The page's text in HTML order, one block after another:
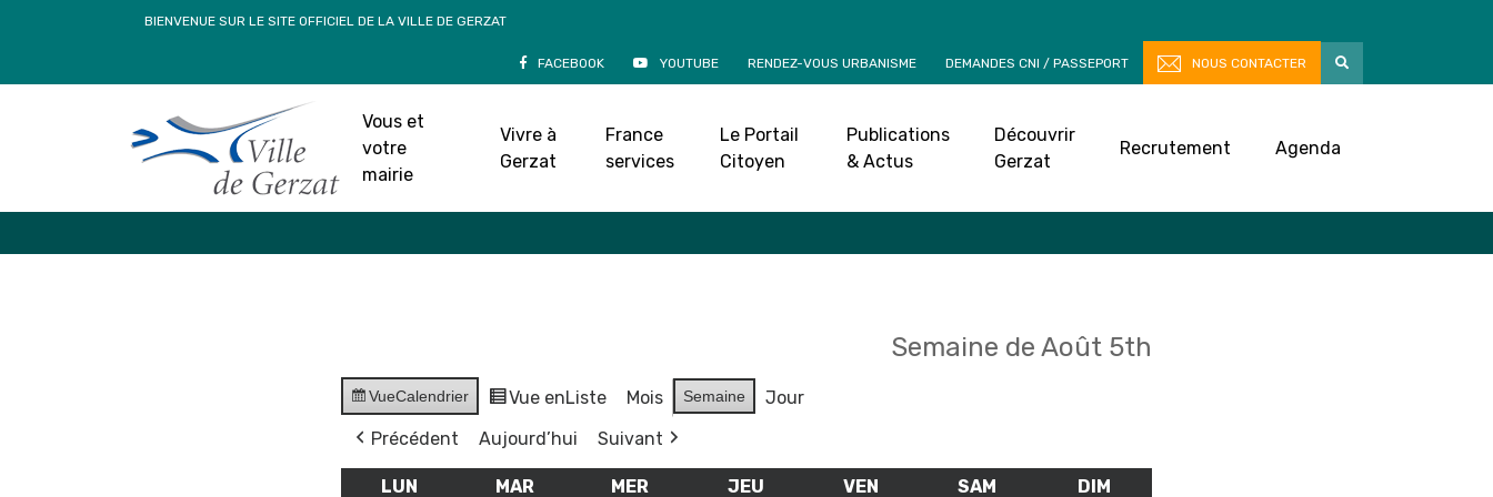
BIENVENUE SUR LE SITE OFFICIEL DE LA VILLE DE GERZAT
FACEBOOK YOUTUBE RENDEZ-VOUS URBANISME DEMANDES CNI / PASSEPORT NOUS CONTACTER
Vous et
votre
mairie
Vivre à
Gerzat
France
services
Le Portail
Citoyen
Publications
& Actus
Découvrir
Gerzat
Recrutement Agenda
Accueil»Agenda
Semaine de Août 5th
VueCalendrier Vue enListe Mois Semaine
Jour
Précédent
Aujourd’hui Suivant
LUN MARMARDI MER MERCREDIJEU VEN VENDREDISAM DIM